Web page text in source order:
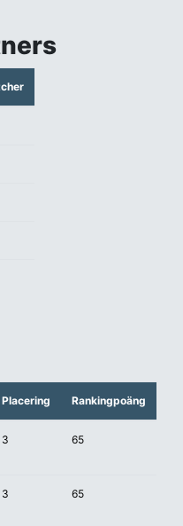
Placering Rankingpoäng
3 65
3 65